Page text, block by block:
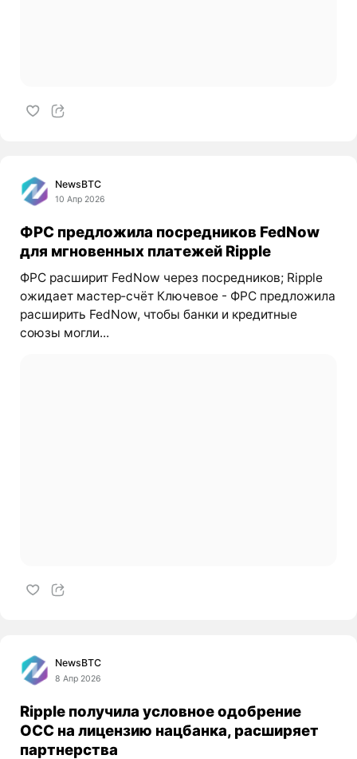
NewsBTC
10 Апр 2026
ФРС предложила посредников FedNow
для мгновенных платежей Ripple
ФРС расширит FedNow через посредников; Ripple
ожидает мастер‑счёт Ключевое - ФРС предложила
расширить FedNow, чтобы банки и кредитные
союзы могли...
NewsBTC
8 Апр 2026
Ripple получила условное одобрение
OCC на лицензию нацбанка, расширяет
партнерства